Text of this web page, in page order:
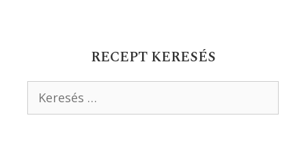
RECEPT KERESÉS